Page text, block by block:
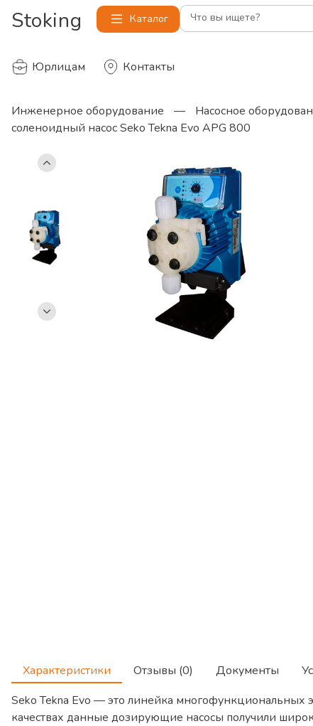
Stoking Каталог Что вы ищете?
Юрлицам Контакты
Инженерное оборудование — Насосное
соленоидный насос Seko Tekna Evo APG 800
Характеристики Отзывы (0) Документы
Seko Tekna Evo — это линейка многофункциональных
качествах данные дозирующие насосы получили